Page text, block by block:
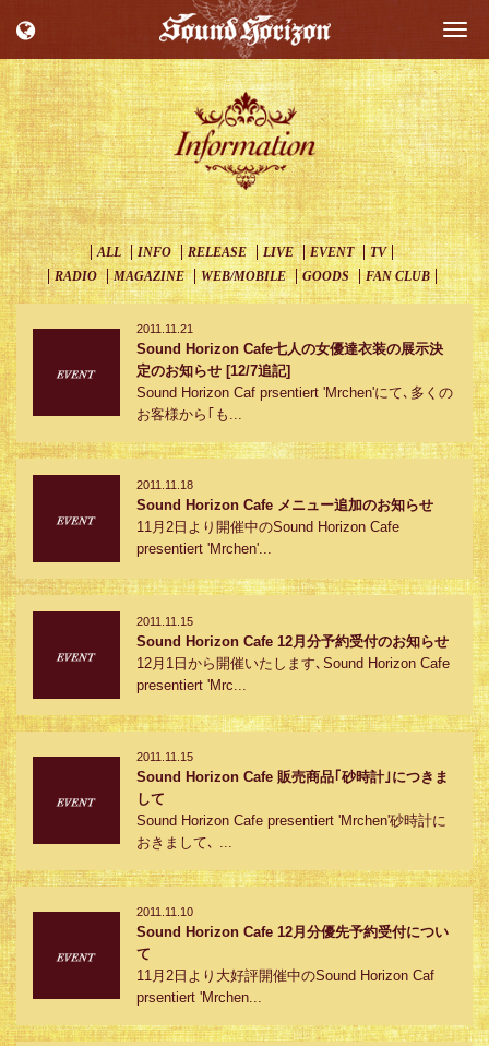
ALL INFO RELEASE LIVE EVENT
TV
RADIO
MAGAZINE WEB/MOBILE GOODS FAN CLUB
2011.11.21
Sound Horizon Cafe七人の女優達衣装の展示決
定のお知らせ [12/7追記]
Sound Horizon Caf prsentiert 'Mrchen'にて､多くの
お客様から｢も...
2011.11.18
Sound Horizon Cafe メニュー追加のお知らせ
11月2日より開催中のSound Horizon Cafe
presentiert 'Mrchen'...
2011.11.15
Sound Horizon Cafe 12月分予約受付のお知らせ
12月1日から開催いたします､Sound Horizon Cafe
presentiert 'Mrc...
2011.11.15
Sound Horizon Cafe 販売商品｢砂時計｣につきま
して
Sound Horizon Cafe presentiert 'Mrchen'砂時計に
おきまして､ ...
2011.11.10
Sound Horizon Cafe 12月分優先予約受付につい
て
11月2日より大好評開催中のSound Horizon Caf
prsentiert 'Mrchen...